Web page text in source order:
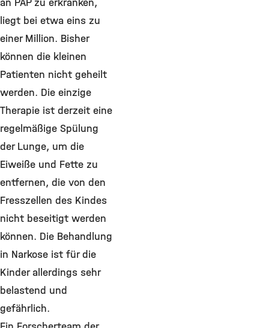
liegt bei etwa eins zu
einer Million. Bisher
können die kleinen
Patienten nicht geheilt
werden. Die einzige
Therapie ist derzeit eine
regelmäßige Spülung
der Lunge, um die
Eiweiße und Fette zu
entfernen, die von den
Fresszellen des Kindes
nicht beseitigt werden
können. Die Behandlung
in Narkose ist für die
Kinder allerdings sehr
belastend und
gefährlich.